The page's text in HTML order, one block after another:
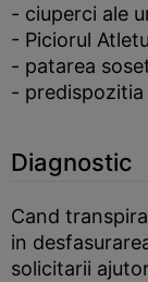
- ciuperci ale
- Piciorul
- patarea
-
Diagnostic
Cand
in
solicitarii